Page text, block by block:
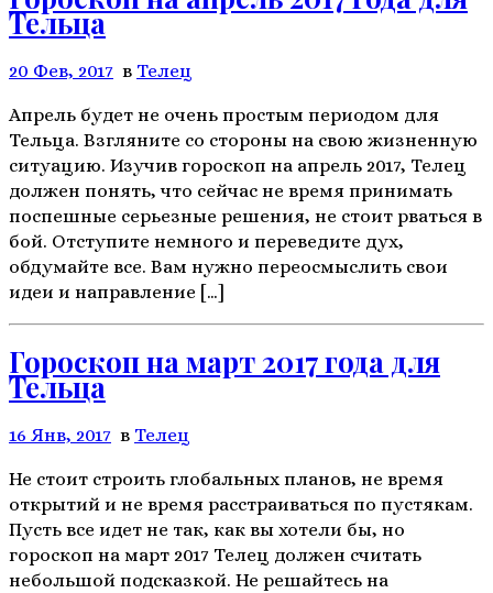
Тельца
20 Фев, 2017 в Телeц
Апрель будет не очень простым периодом для
Тельца. Взгляните со стороны на свою жизненную
ситуацию. Изучив гороскоп на апрель 2017, Телец
должен понять, что сейчас не время принимать
поспешные серьезные решения, не стоит рваться в
бой. Отступите немного и переведите дух,
обдумайте все. Вам нужно переосмыслить свои
идеи и направление […]
Гороскоп на март 2017 года для
Тельца
16 Янв, 2017 в Телeц
Не стоит строить глобальных планов, не время
открытий и не время расстраиваться по пустякам.
Пусть все идет не так, как вы хотели бы, но
гороскоп на март 2017 Телец должен считать
небольшой подсказкой. Не решайтесь на